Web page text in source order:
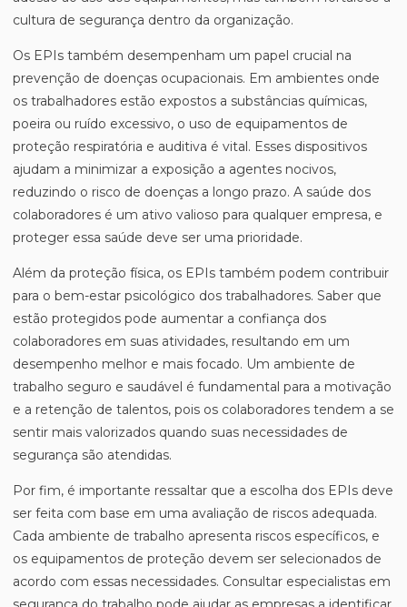
cultura de segurança dentro da organização.
Os EPIs também desempenham um papel crucial na
prevenção de doenças ocupacionais. Em ambientes onde
os trabalhadores estão expostos a substâncias químicas,
poeira ou ruído excessivo, o uso de equipamentos de
proteção respiratória e auditiva é vital. Esses dispositivos
ajudam a minimizar a exposição a agentes nocivos,
reduzindo o risco de doenças a longo prazo. A saúde dos
colaboradores é um ativo valioso para qualquer empresa, e
proteger essa saúde deve ser uma prioridade.
Além da proteção física, os EPIs também podem contribuir
para o bem-estar psicológico dos trabalhadores. Saber que
estão protegidos pode aumentar a confiança dos
colaboradores em suas atividades, resultando em um
desempenho melhor e mais focado. Um ambiente de
trabalho seguro e saudável é fundamental para a motivação
e a retenção de talentos, pois os colaboradores tendem a se
sentir mais valorizados quando suas necessidades de
segurança são atendidas.
Por fim, é importante ressaltar que a escolha dos EPIs deve
ser feita com base em uma avaliação de riscos adequada.
Cada ambiente de trabalho apresenta riscos específicos, e
os equipamentos de proteção devem ser selecionados de
acordo com essas necessidades. Consultar especialistas em